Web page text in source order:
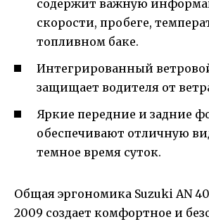
содержит важную
скорости, пробеге,
топливном баке.
Интегрированный
защищает водителя от
Яркие передние и задние
обеспечивают отличную
темное время суток.
Общая эргономика Suzuki AN
2009 создает комфортное и